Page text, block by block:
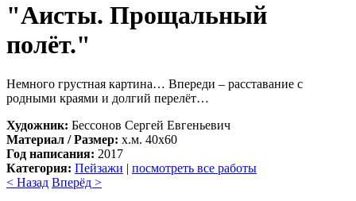
"Аисты. Прощальный
полёт."
Немного грустная картина… Впереди – расставание с
родными краями и долгий перелёт…
Художник: Бессонов Сергей Евгеньевич
Материал / Размер: х.м. 40х60
Год написания: 2017
Категория: Пейзажи | посмотреть все работы
< Назад Вперёд >